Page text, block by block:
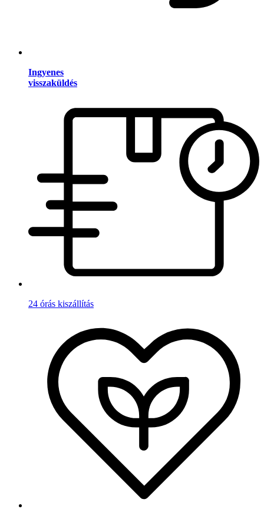
Ingyenes
visszaküldés
24 órás kiszállítás